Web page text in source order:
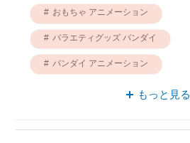
おもちゃ アニメーション
バラエティグッズ バンダイ
バンダイ アニメーション
バンダイスピリッツ おもちゃ
もっと見る